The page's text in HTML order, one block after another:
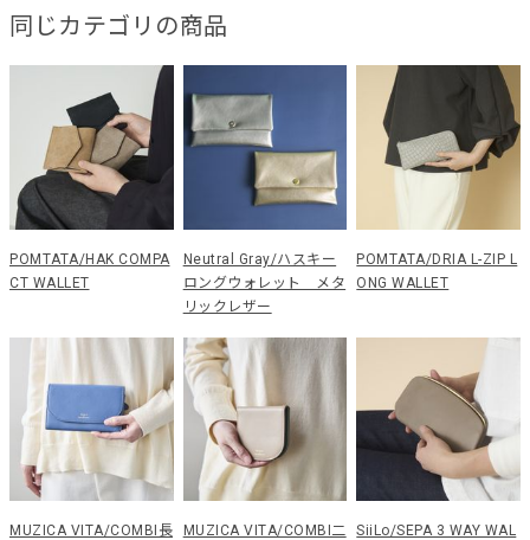
同じカテゴリの商品
POMTATA/HAK COMPA
CT WALLET
Neutral Gray/ハスキー
ロングウォレット メタ
リックレザー
POMTATA/DRIA L-ZIP L
ONG WALLET
MUZICA VITA/COMBI長
MUZICA VITA/COMBI二
SiiLo/SEPA 3 WAY WAL